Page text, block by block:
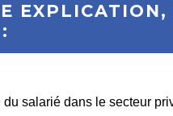
EXPLICATION,
salarié dans le secteur